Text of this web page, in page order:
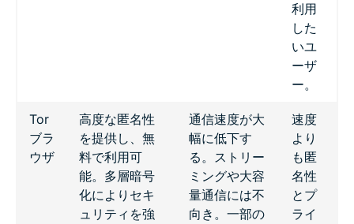
利用
した
いユ
ーザ
ー。
Tor
ブラ
ウザ
高度な匿名性
を提供し、無
料で利用可
能。多層暗号
化によりセキ
ュリティを強
通信速度が大
幅に低下す
る。ストリー
ミングや大容
量通信には不
向き。一部の
速度
より
も匿
名性
とプ
ライ